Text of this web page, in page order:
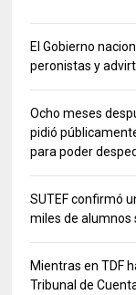
El Gobierno
peronistas y
Ocho meses
pidió
para poder
SUTEF confirmó
miles de alumnos
Mientras en TDF
Tribunal de